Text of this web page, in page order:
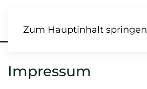
Zum Hauptinhalt springen
Impressum